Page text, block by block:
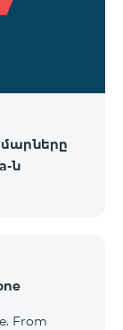
ն
From